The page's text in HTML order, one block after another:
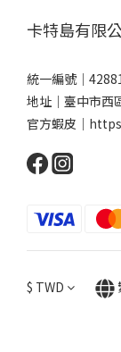
卡特島有限
統一編號｜
地址｜臺中市西
官方蝦皮｜
$ TWD